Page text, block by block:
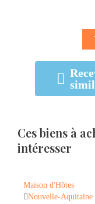
Ces biens à
intéresser
Maison d'Hôtes
Nouvelle-Aquitaine